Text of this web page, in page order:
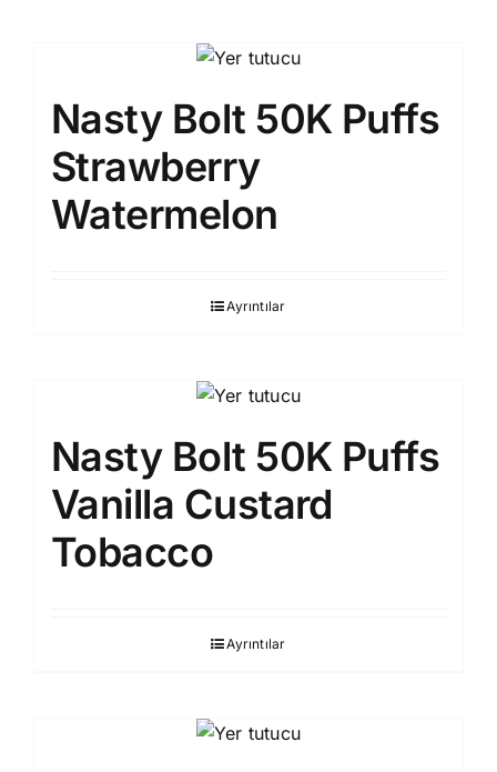
Nasty Bolt 50K Puffs
Strawberry
Watermelon
Ayrıntılar
Nasty Bolt 50K Puffs
Vanilla Custard
Tobacco
Ayrıntılar